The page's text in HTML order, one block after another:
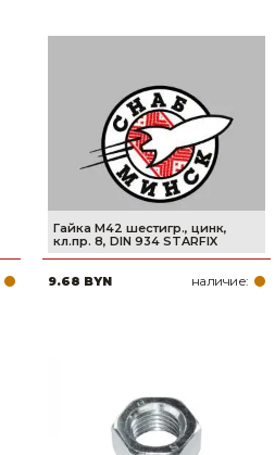
Гайка М42 шестигр., цинк,
кл.пр. 8, DIN 934 STARFIX
9.68 BYN наличие: